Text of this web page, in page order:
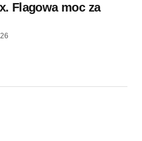
Flagowa moc za